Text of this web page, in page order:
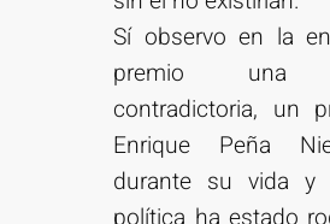
Sí observo en la
premio una
contradictoria, un
Enrique Peña
durante su vida y